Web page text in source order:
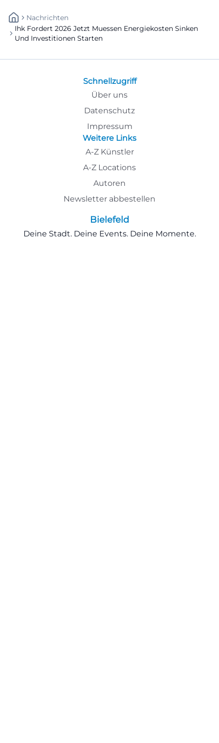
Nachrichten
Ihk Fordert 2026 Jetzt Muessen Energiekosten Sinken
Und Investitionen Starten
Schnellzugriff
Über uns
Datenschutz
Impressum
Weitere Links
A-Z Künstler
A-Z Locations
Autoren
Newsletter abbestellen
Bielefeld
Deine Stadt. Deine Events. Deine Momente.